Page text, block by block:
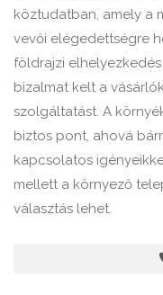
köztudatban, amely a
vevői elégedettségre
földrajzi
bizalmat kelt a
szolgáltatást. A
biztos pont, ahová
kapcsolatos
mellett a környező
választás lehet.